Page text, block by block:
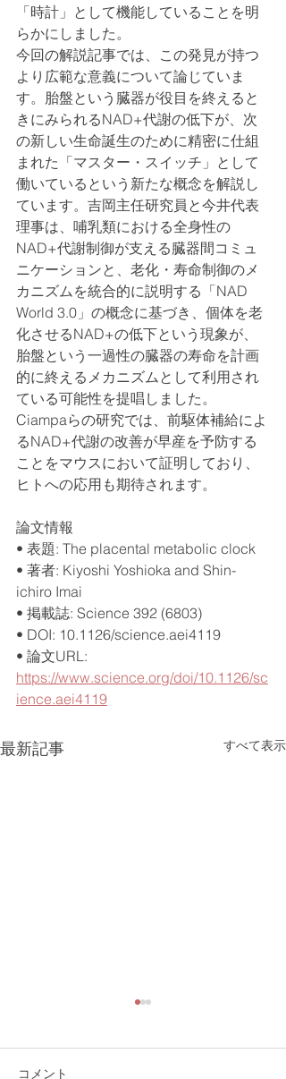
「時計」として機能していることを明
らかにしました。
今回の解説記事では、この発見が持つ
より広範な意義について論じていま
す。胎盤という臓器が役目を終えると
きにみられるNAD+代謝の低下が、次
の新しい生命誕生のために精密に仕組
まれた「マスター・スイッチ」として
働いているという新たな概念を解説し
ています。吉岡主任研究員と今井代表
理事は、哺乳類における全身性の
NAD+代謝制御が支える臓器間コミュ
ニケーションと、老化・寿命制御のメ
カニズムを統合的に説明する「NAD
World 3.0」の概念に基づき、個体を老
化させるNAD+の低下という現象が、
胎盤という一過性の臓器の寿命を計画
的に終えるメカニズムとして利用され
ている可能性を提唱しました。
Ciampaらの研究では、前駆体補給によ
るNAD+代謝の改善が早産を予防する
ことをマウスにおいて証明しており、
ヒトへの応用も期待されます。
論文情報
• 表題: The placental metabolic clock
• 著者: Kiyoshi Yoshioka and Shin-
ichiro Imai
• 掲載誌: Science 392 (6803)
• DOI: 10.1126/science.aei4119
• 論文URL:
https://www.science.org/doi/10.1126/sc
ience.aei4119
最新記事 すべて表示
コメント